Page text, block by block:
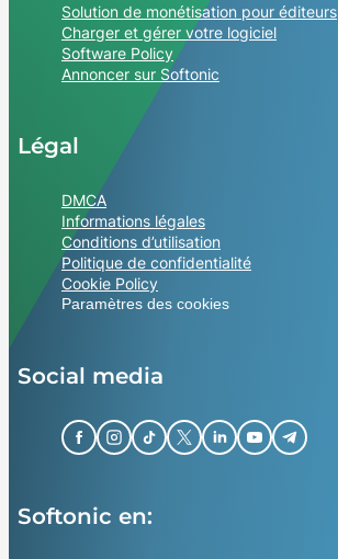
Solution de monétisation pour éditeurs
Charger et gérer votre logiciel
Software Policy
Annoncer sur Softonic
Légal
DMCA
Informations légales
Conditions d’utilisation
Politique de confidentialité
Cookie Policy
Paramètres des cookies
Social media
Softonic en: